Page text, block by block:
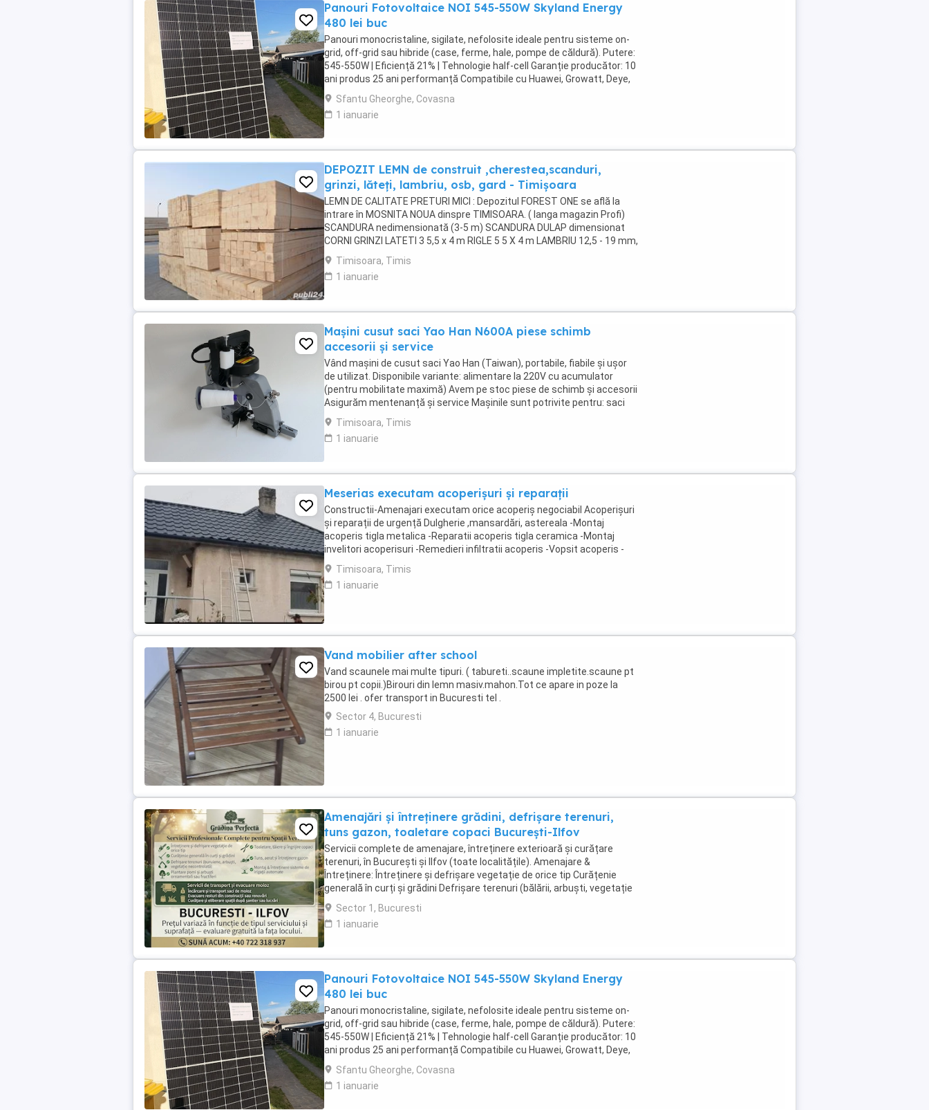
Panouri Fotovoltaice NOI 545-550W Skyland Energy
480 lei buc
Panouri monocristaline, sigilate, nefolosite ideale pentru sisteme on-
grid, off-grid sau hibride (case, ferme, hale, pompe de căldură). Putere:
545-550W | Eficiență 21% | Tehnologie half-cell Garanție producător: 10
ani produs 25 ani performanță Compatibile cu Huawei, Growatt, Deye,
GoodWe, ...
Sfantu Gheorghe, Covasna
1 ianuarie
DEPOZIT LEMN de construit ,cherestea,scanduri,
grinzi, lăteți, lambriu, osb, gard - Timișoara
LEMN DE CALITATE PRETURI MICI : Depozitul FOREST ONE se află la
intrare în MOSNITA NOUA dinspre TIMISOARA. ( langa magazin Profi)
SCANDURA nedimensionată (3-5 m) SCANDURA DULAP dimensionat
CORNI GRINZI LATETI 3 5,5 x 4 m RIGLE 5 5 X 4 m LAMBRIU 12,5 - 19 mm,
3-4m, clasa A PAZIE 20,25 cm ...
Timisoara, Timis
1 ianuarie
Mașini cusut saci Yao Han N600A piese schimb
accesorii și service
Vând mașini de cusut saci Yao Han (Taiwan), portabile, fiabile și ușor
de utilizat. Disponibile variante: alimentare la 220V cu acumulator
(pentru mobilitate maximă) Avem pe stoc piese de schimb și accesorii
Asigurăm mentenanță și service Mașinile sunt potrivite pentru: saci
din rafie ...
Timisoara, Timis
1 ianuarie
Meserias executam acoperișuri și reparații
Constructii-Amenajari executam orice acoperiș negociabil Acoperișuri
și reparații de urgență Dulgherie ,mansardări, astereala -Montaj
acoperis tigla metalica -Reparatii acoperis tigla ceramica -Montaj
invelitori acoperisuri -Remedieri infiltratii acoperis -Vopsit acoperis -
Sisteme pluviale - Jgheaburi -Dulgherie,mansardări, ...
Timisoara, Timis
1 ianuarie
Vand mobilier after school
Vand scaunele mai multe tipuri. ( tabureti..scaune impletite.scaune pt
birou pt copii.)Birouri din lemn masiv.mahon.Tot ce apare in poze la
2500 lei . ofer transport in Bucuresti tel .
Sector 4, Bucuresti
1 ianuarie
Amenajări și întreținere grădini, defrișare terenuri,
tuns gazon, toaletare copaci București-Ilfov
Servicii complete de amenajare, întreținere exterioară și curățare
terenuri, în București și Ilfov (toate localitățile). Amenajare &
Întreținere: Întreținere și defrișare vegetație de orice tip Curățenie
generală în curți și grădini Defrișare terenuri (bălării, arbuști, vegetație
necontrolată) Plantare ...
Sector 1, Bucuresti
1 ianuarie
Panouri Fotovoltaice NOI 545-550W Skyland Energy
480 lei buc
Panouri monocristaline, sigilate, nefolosite ideale pentru sisteme on-
grid, off-grid sau hibride (case, ferme, hale, pompe de căldură). Putere:
545-550W | Eficiență 21% | Tehnologie half-cell Garanție producător: 10
ani produs 25 ani performanță Compatibile cu Huawei, Growatt, Deye,
GoodWe, ...
Sfantu Gheorghe, Covasna
1 ianuarie